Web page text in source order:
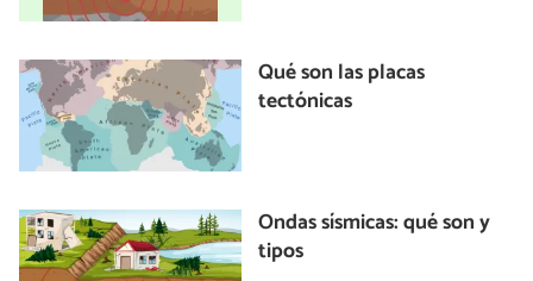
Qué son las placas
tectónicas
Ondas sísmicas: qué son y
tipos